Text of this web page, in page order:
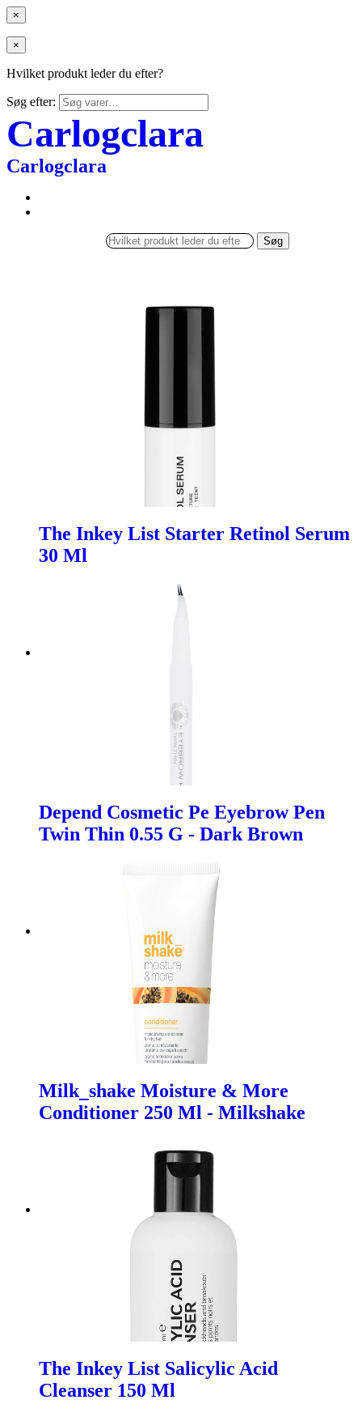
×
×
Hvilket produkt leder du efter?
Søg efter:
Carlogclara
Carlogclara
Søg
The Inkey List Starter Retinol Serum
30 Ml
Depend Cosmetic Pe Eyebrow Pen
Twin Thin 0.55 G - Dark Brown
Milk_shake Moisture & More
Conditioner 250 Ml - Milkshake
The Inkey List Salicylic Acid
Cleanser 150 Ml